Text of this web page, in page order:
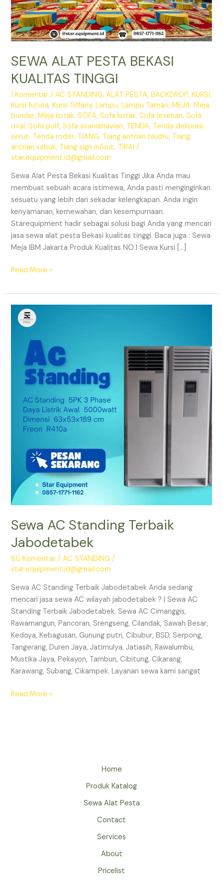
SEWA ALAT PESTA BEKASI
KUALITAS TINGGI
1 Komentar /AC STANDING,ALAT PESTA,BACKDROP,KURSI,
Kursi futura,Kursi Tiffany,Lampu,Lampu Taman,MEJA,Meja
bundar,Meja kotak,SOFA,Sofa kotak,Sofa lesehan,Sofa
oval,Sofa puff,Sofa scandinavian, TENDA, Tenda dekorasi
serut, Tenda roder, TIANG, Tiang antrian bludru, Tiang
antrian sabuk, Tiang sign in/out, TIRAI /
star.equipment.id@gmail.com
Sewa Alat Pesta Bekasi Kualitas Tinggi Jika Anda mau
membuat sebuah acara istimewa, Anda pasti menginginkan
sesuatu yang lebih dari sekadar kelengkapan. Anda ingin
kenyamanan, kemewahan, dan kesempurnaan.
Starequipment hadir sebagai solusi bagi Anda yang mencari
jasa sewa alat pesta Bekasi kualitas tinggi. Baca juga : Sewa
Meja IBM Jakarta Produk Kualitas NO.1 Sewa Kursi […]
SEWA
PESTA
BEKASI
KUALITAS
TINGGI
Read More »
Sewa AC Standing Terbaik
Jabodetabek
80 Komentar /AC STANDING /
star.equipment.id@gmail.com
Sewa AC Standing Terbaik Jabodetabek Anda sedang
mencari jasa sewa AC wilayah jabodetabek ? | Sewa AC
Standing Terbaik Jabodetabek. Sewa AC Cimanggis,
Rawamangun, Pancoran, Srengseng, Cilandak, Sawah Besar,
Kedoya, Kebagusan, Gunung putri, Cibubur, BSD, Serpong,
Tangerang, Duren Jaya, Jatimulya, Jatiasih, Rawalumbu,
Mustika Jaya, Pekayon, Tambun, Cibitung, Cikarang,
Karawang, Subang, Cikampek. Layanan sewa kami sangat
Sewa
Read More »
Home
Produk Katalog
Sewa Alat Pesta
Contact
Services
About
Pricelist